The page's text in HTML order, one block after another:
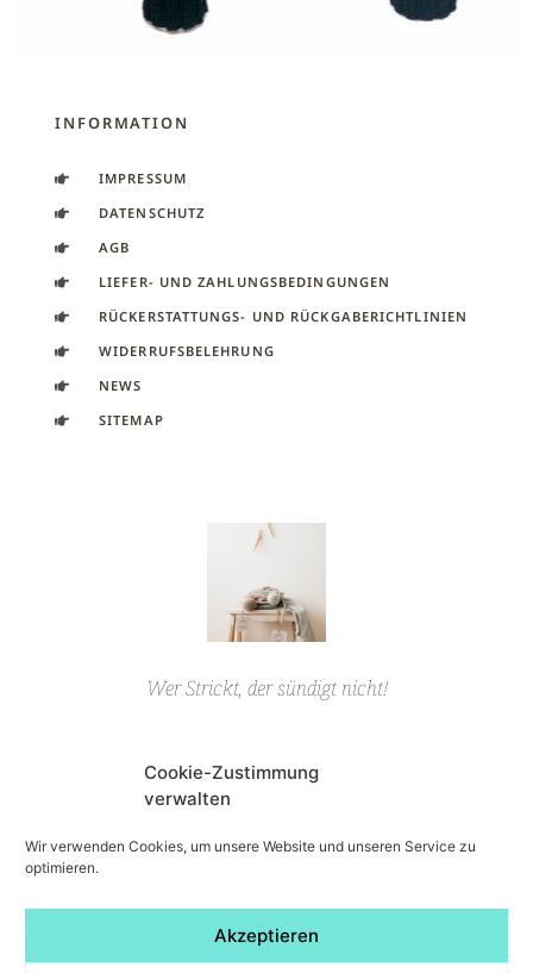
Cookie-Zustimmung
verwalten
Wir verwenden Cookies, um unsere Website und unseren Service zu
optimieren.
Akzeptieren
INFORMATION
IMPRESSUM
DATENSCHUTZ
AGB
LIEFER- UND ZAHLUNGSBEDINGUNGEN
RÜCKERSTATTUNGS- UND RÜCKGABERICHTLINIEN
WIDERRUFSBELEHRUNG
NEWS
SITEMAP
Wer Strickt, der sündigt nicht!
ALLE HANDSCHUHE
Folge uns auf den sozialen Netzwerken!